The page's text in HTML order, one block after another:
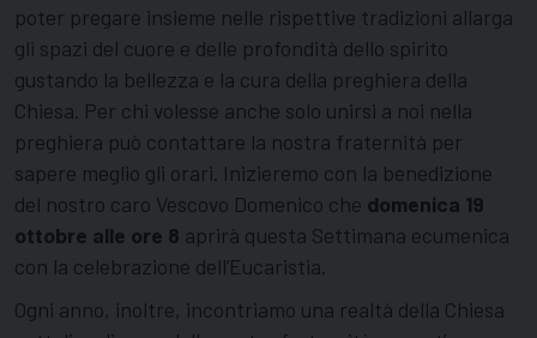
poter pregare insieme nelle rispettive tradizioni allarga
gli spazi del cuore e delle profondità dello spirito
gustando la bellezza e la cura della preghiera della
Chiesa. Per chi volesse anche solo unirsi a noi nella
preghiera può contattare la nostra fraternità per
sapere meglio gli orari. Inizieremo con la benedizione
del nostro caro Vescovo Domenico che domenica 19
ottobre alle ore 8 aprirà questa Settimana ecumenica
con la celebrazione dell’Eucaristia.
Ogni anno, inoltre, incontriamo una realtà della Chiesa